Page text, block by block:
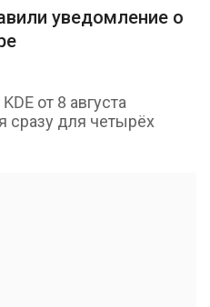
уведомление о
от 8 августа
сразу для четырёх